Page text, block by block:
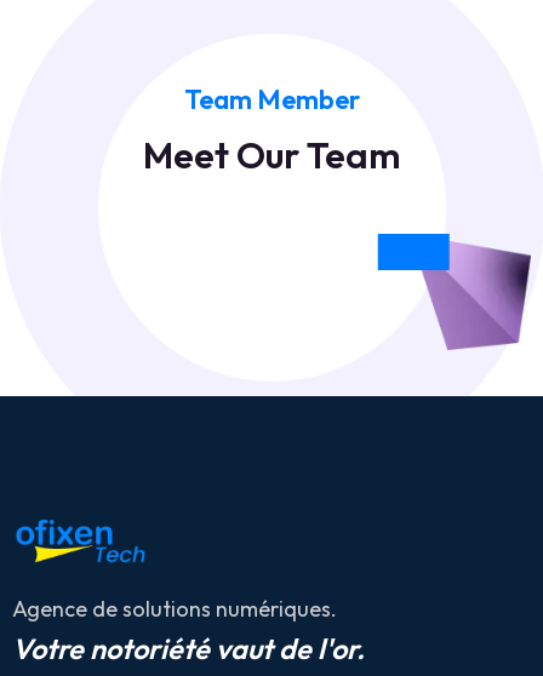
Team Member
Meet Our Team
Led Kerry I
PREVALON
Agence de solutions numériques.
Votre notoriété vaut de l'or.